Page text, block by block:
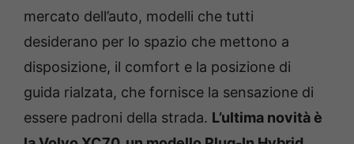
mercato dell’auto, modelli che tutti
desiderano per lo spazio che mettono a
disposizione, il comfort e la posizione di
guida rialzata, che fornisce la sensazione di
essere padroni della strada. L’ultima novità è